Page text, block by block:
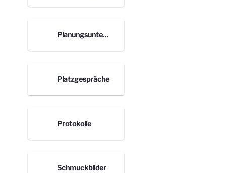
Planungsunterlagen nach Orten
Platzgespräche
Protokolle
Schmuckbilder